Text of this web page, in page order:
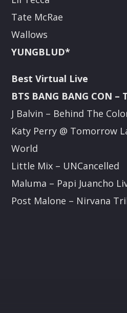
Tate McRae
Wallows
YUNGBLUD*
Best Virtual Live
BTS BANG BANG CON –
J Balvin – Behind The
Katy Perry @ Tomorrow
World
Little Mix – UNCancelled
Maluma – Papi Juancho
Post Malone – Nirvana